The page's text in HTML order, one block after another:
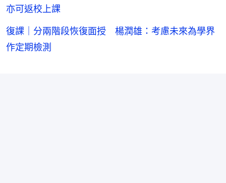
亦可返校上課
復課｜分兩階段恢復面授 楊潤雄：考慮未來為學界
作定期檢測